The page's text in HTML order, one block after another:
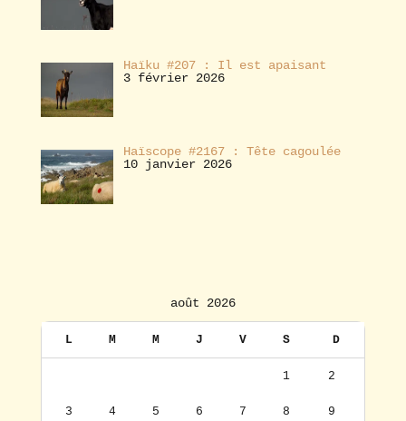
Haïku #207 : Il est apaisant
3 février 2026
Haïscope #2167 : Tête cagoulée
10 janvier 2026
août 2026
L M M J V S D
1 2
3 4 5 6 7 8 9